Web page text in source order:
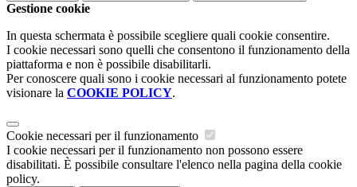
Gestione cookie
In questa schermata è possibile scegliere quali cookie consentire.
I cookie necessari sono quelli che consentono il funzionamento della
piattaforma e non è possibile disabilitarli.
Per conoscere quali sono i cookie necessari al funzionamento potete
visionare la COOKIE POLICY.
Cookie necessari per il funzionamento
I cookie necessari per il funzionamento non possono essere
disabilitati. È possibile consultare l'elenco nella pagina della cookie
policy.